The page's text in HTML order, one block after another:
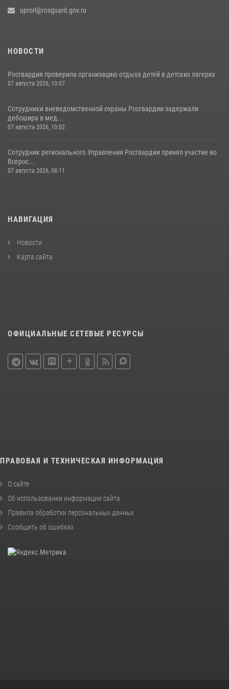
uprorl@rosguard.gov.ru
НОВОСТИ
Росгвардия проверила организацию отдыха детей в детских лагерях
07 августа 2026, 10:07
Сотрудники вневедомственной охраны Росгвардии задержали
дебошира в мед...
07 августа 2026, 10:02
Сотрудник регионального Управления Росгвардии принял участие во
Всерос...
07 августа 2026, 08:11
НАВИГАЦИЯ
Новости
Карта сайта
ОФИЦИАЛЬНЫЕ СЕТЕВЫЕ РЕСУРСЫ
ПРАВОВАЯ И ТЕХНИЧЕСКАЯ ИНФОРМАЦИЯ
О сайте
Об использовании информации сайта
Правила обработки персональных данных
Сообщить об ошибках